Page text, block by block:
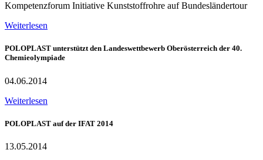
Kompetenzforum Initiative Kunststoffrohre auf Bundesländertour
Weiterlesen
POLOPLAST unterstützt den Landeswettbewerb Oberösterreich der 40.
Chemieolympiade
04.06.2014
Weiterlesen
POLOPLAST auf der IFAT 2014
13.05.2014